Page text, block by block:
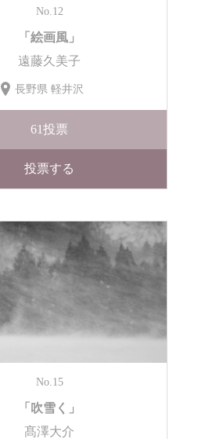
No.12
「絵画風」
遠藤久美子
長野県 軽井沢
61投票
投票する
No.15
「吹雪く」
髙澤大介